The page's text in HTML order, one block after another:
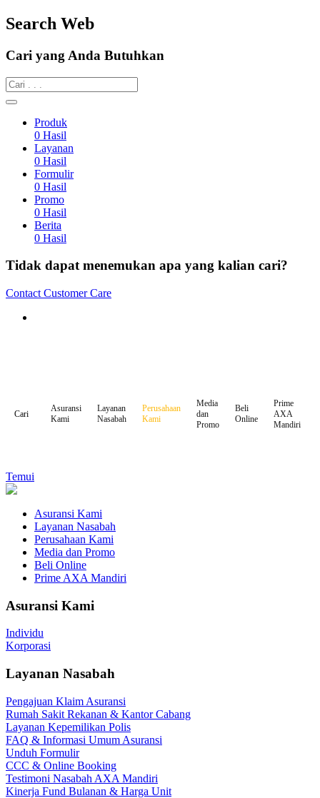
Search Web
Cari yang Anda Butuhkan
Produk
0 Hasil
Layanan
0 Hasil
Formulir
0 Hasil
Promo
0 Hasil
Berita
0 Hasil
Tidak dapat menemukan apa yang kalian cari?
Contact Customer Care
Cari
Asuransi
Kami
Layanan
Nasabah
Perusahaan
Kami
Media
dan
Promo
Beli
Online
Prime
AXA
Mandiri
Temui
Asuransi Kami
Layanan Nasabah
Perusahaan Kami
Media dan Promo
Beli Online
Prime AXA Mandiri
Asuransi Kami
Individu
Korporasi
Layanan Nasabah
Pengajuan Klaim Asuransi
Rumah Sakit Rekanan & Kantor Cabang
Layanan Kepemilikan Polis
FAQ & Informasi Umum Asuransi
Unduh Formulir
CCC & Online Booking
Testimoni Nasabah AXA Mandiri
Kinerja Fund Bulanan & Harga Unit